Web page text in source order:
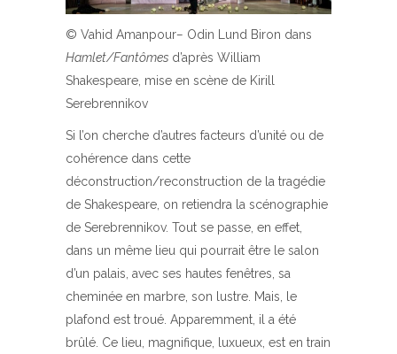
© Vahid Amanpour– Odin Lund Biron dans
Hamlet/Fantômes d’après William
Shakespeare, mise en scène de Kirill
Serebrennikov
Si l’on cherche d’autres facteurs d’unité ou de
cohérence dans cette
déconstruction/reconstruction de la tragédie
de Shakespeare, on retiendra la scénographie
de Serebrennikov. Tout se passe, en effet,
dans un même lieu qui pourrait être le salon
d’un palais, avec ses hautes fenêtres, sa
cheminée en marbre, son lustre. Mais, le
plafond est troué. Apparemment, il a été
brûlé. Ce lieu, magnifique, luxueux, est en train